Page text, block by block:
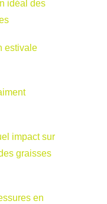
idéal des
estivale
impact sur
graisses
en